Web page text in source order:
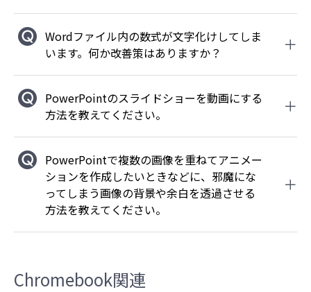
Wordファイル内の数式が文字化けしてしま
います。何か改善策はありますか？
PowerPointのスライドショーを動画にする
方法を教えてください。
PowerPointで複数の画像を重ねてアニメー
ションを作成したいときなどに、邪魔にな
ってしまう画像の背景や余白を透過させる
方法を教えてください。
Chromebook関連